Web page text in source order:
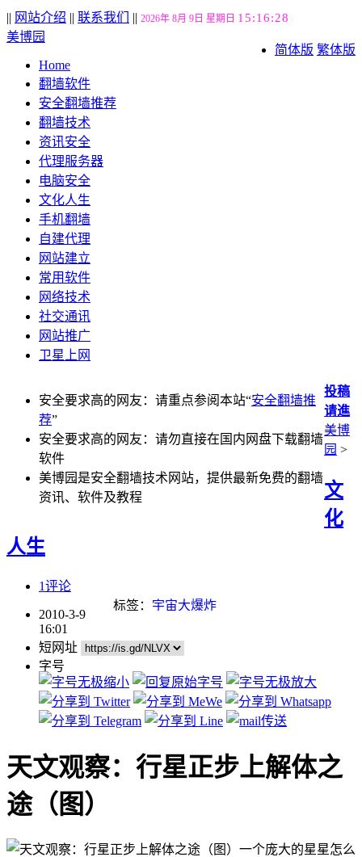
|| 网站介绍 || 联系我们 || 2026年 8月 9日 星期日 15:16:29
简体版 繁体版
美博园
Home
翻墙软件
安全翻墙推荐
翻墙技术
资讯安全
代理服务器
电脑安全
文化人生
手机翻墙
自建代理
网站建立
常用软件
网络技术
社交通讯
网站推广
卫星上网
安全要求高的网友：请重点参阅本站“安全翻墙推
荐”
安全要求高的网友：请勿直接在国内网盘下载翻墙
软件
美博园是安全翻墙技术网站，提供最新免费的翻墙
资讯、软件及教程
投稿
请進
美博
园 >
文
化
人生
1评论
标签： 宇宙大爆炸
2010-3-9
16:01
短网址
字号
天文观察：行星正步上解体之
途（图）
一个庞大的星星怎么